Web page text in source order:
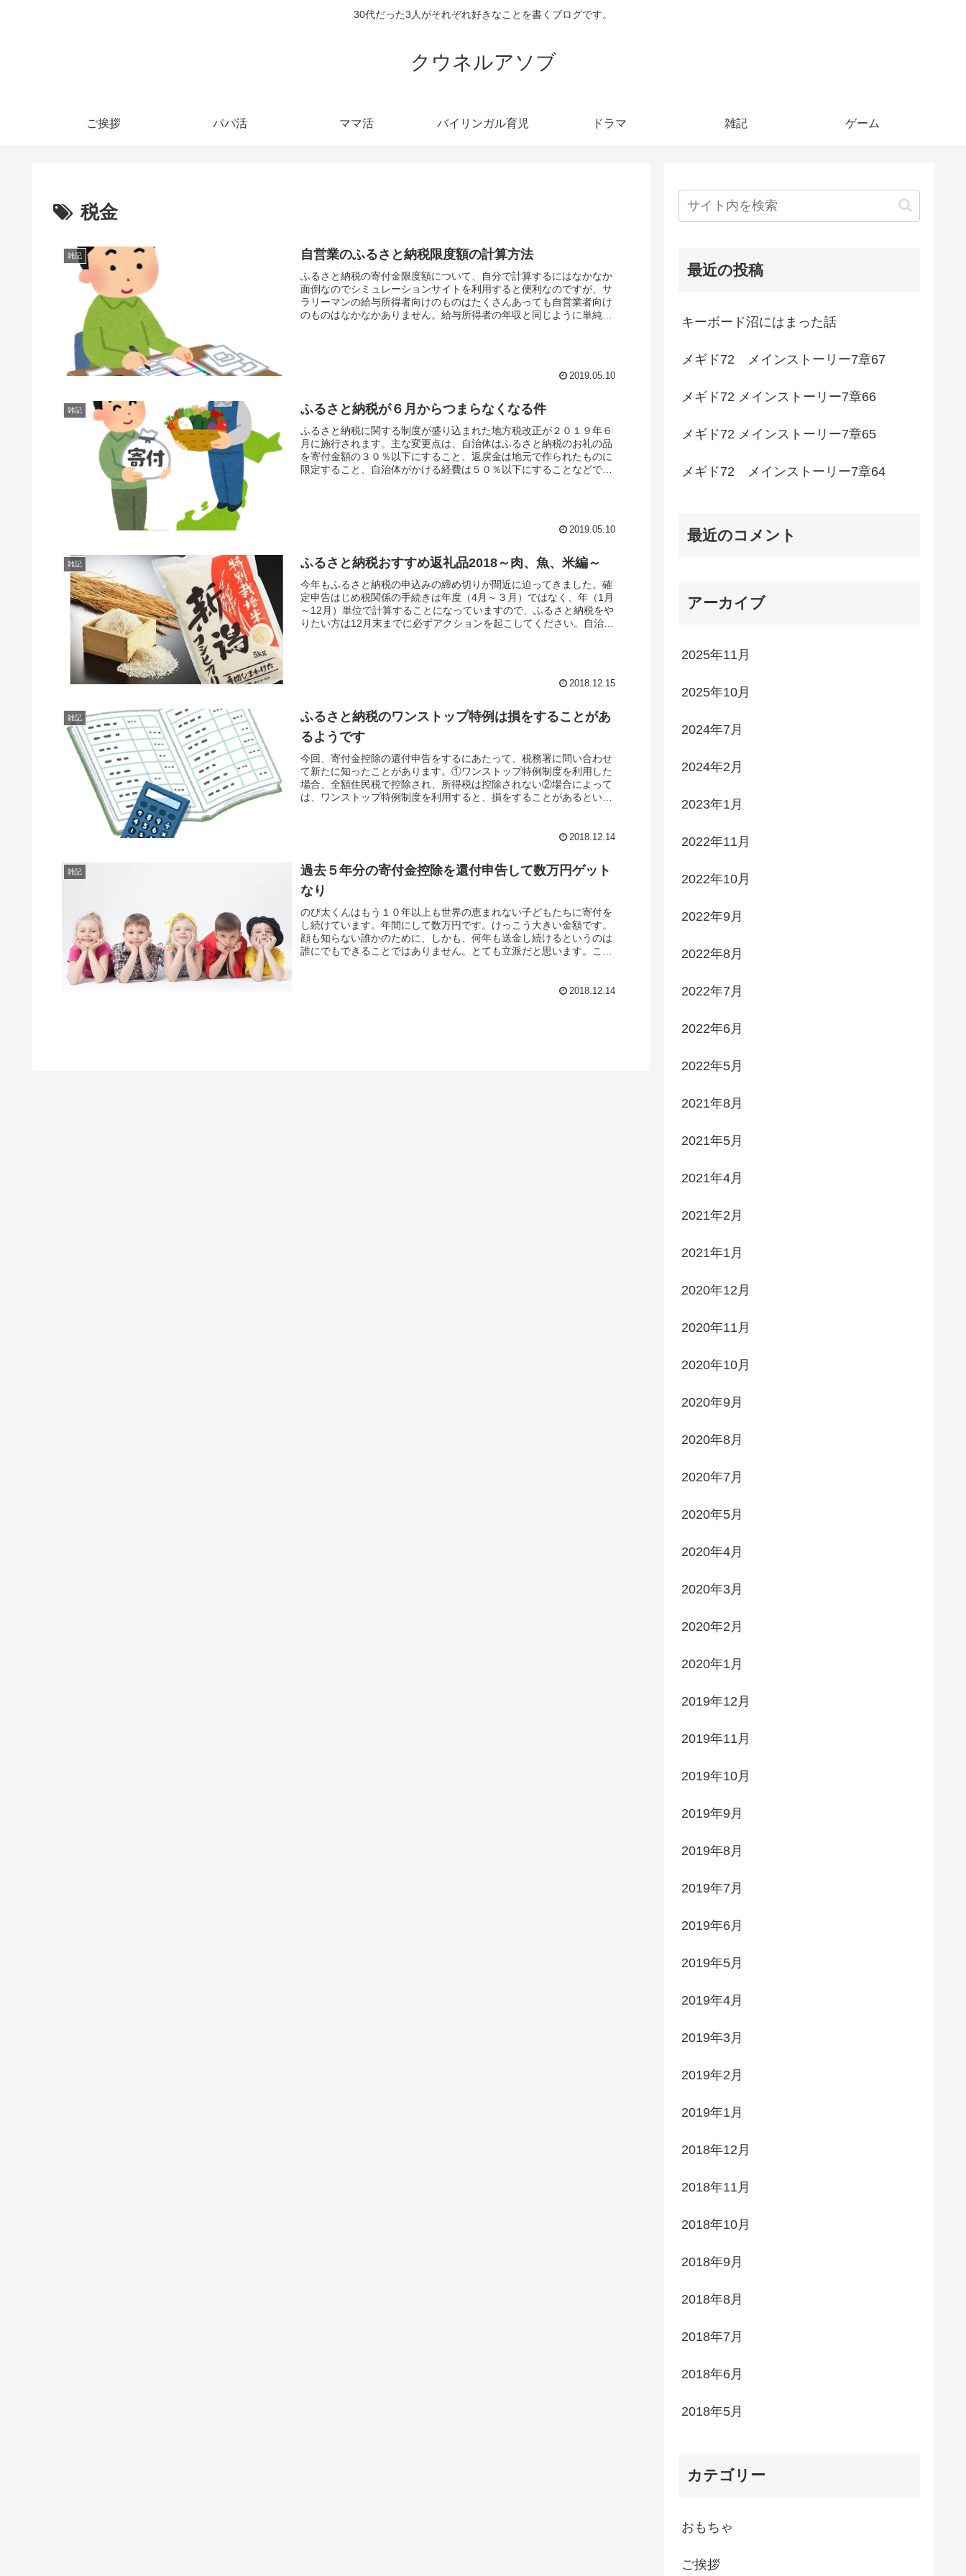
30代だった3人がそれぞれ好きなことを書くブログです。
クウネルアソブ
ご挨拶 パパ活 ママ活 バイリンガル育児 ドラマ 雑記 ゲーム
税金
雑記 自営業のふるさと納税限度額の計算方法
ふるさと納税の寄付金限度額について、自分で計算するにはなかなか
面倒なのでシミュレーションサイトを利用すると便利なのですが、サ
ラリーマンの給与所得者向けのものはたくさんあっても自営業者向け
のものはなかなかありません。給与所得者の年収と同じように単純に
2019.05.10
雑記 ふるさと納税が６月からつまらなくなる件
ふるさと納税に関する制度が盛り込まれた地方税改正が２０１９年６
月に施行されます。主な変更点は、自治体はふるさと納税のお礼の品
を寄付金額の３０％以下にすること、返戻金は地元で作られたものに
限定すること、自治体がかける経費は５０％以下にすることなどで
2019.05.10
雑記 ふるさと納税おすすめ返礼品2018～肉、魚、米編～
今年もふるさと納税の申込みの締め切りが間近に迫ってきました。確
定申告はじめ税関係の手続きは年度（4月～３月）ではなく、年（1月
～12月）単位で計算することになっていますので、ふるさと納税をや
りたい方は12月末までに必ずアクションを起こしてください。自治体
2018.12.15
雑記
ふるさと納税のワンストップ特例は損をすることがあ
るようです
今回、寄付金控除の還付申告をするにあたって、税務署に問い合わせ
て新たに知ったことがあります。①ワンストップ特例制度を利用した
場合、全額住民税で控除され、所得税は控除されない②場合によって
は、ワンストップ特例制度を利用すると、損をすることがあるという
2018.12.14
雑記
過去５年分の寄付金控除を還付申告して数万円ゲット
なり
のび太くんはもう１０年以上も世界の恵まれない子どもたちに寄付を
し続けています。年間にして数万円です。けっこう大きい金額です。
顔も知らない誰かのために、しかも、何年も送金し続けるというのは
誰にでもできることではありません。とても立派だと思います。この
2018.12.14
最近の投稿
キーボード沼にはまった話
メギド72 メインストーリー7章67
メギド72 メインストーリー7章66
メギド72 メインストーリー7章65
メギド72 メインストーリー7章64
最近のコメント
アーカイブ
2025年11月
2025年10月
2024年7月
2024年2月
2023年1月
2022年11月
2022年10月
2022年9月
2022年8月
2022年7月
2022年6月
2022年5月
2021年8月
2021年5月
2021年4月
2021年2月
2021年1月
2020年12月
2020年11月
2020年10月
2020年9月
2020年8月
2020年7月
2020年5月
2020年4月
2020年3月
2020年2月
2020年1月
2019年12月
2019年11月
2019年10月
2019年9月
2019年8月
2019年7月
2019年6月
2019年5月
2019年4月
2019年3月
2019年2月
2019年1月
2018年12月
2018年11月
2018年10月
2018年9月
2018年8月
2018年7月
2018年6月
2018年5月
カテゴリー
おもちゃ
ご挨拶